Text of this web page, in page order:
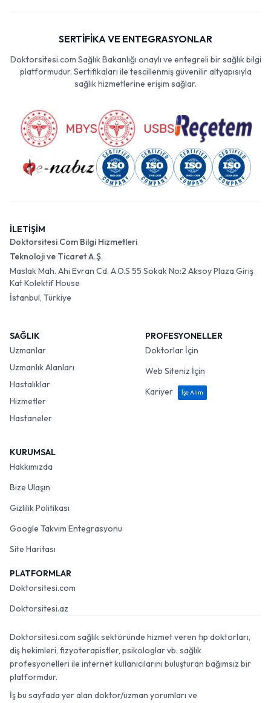
SERTİFİKA VE ENTEGRASYONLAR
Doktorsitesi.com Sağlık Bakanlığı onaylı ve entegreli bir sağlık bilgi
platformudur. Sertifikaları ile tescillenmiş güvenilir altyapısıyla
sağlık hizmetlerine erişim sağlar.
İLETİŞİM
Doktorsitesi Com Bilgi Hizmetleri
Teknoloji ve Ticaret A.Ş.
Maslak Mah. Ahi Evran Cd. A.O.S 55 Sokak No:2 Aksoy Plaza Giriş
Kat Kolektif House
İstanbul, Türkiye
SAĞLIK
Uzmanlar
Uzmanlık Alanları
Hastalıklar
Hizmetler
Hastaneler
PROFESYONELLER
Doktorlar İçin
Web Siteniz İçin
Kariyer
İşe Alım
KURUMSAL
Hakkımızda
Bize Ulaşın
Gizlilik Politikası
Google Takvim Entegrasyonu
Site Haritası
PLATFORMLAR
Doktorsitesi.com
Doktorsitesi.az
Doktorsitesi.com sağlık sektöründe hizmet veren tıp doktorları,
diş hekimleri, fizyoterapistler, psikologlar vb. sağlık
profesyonelleri ile internet kullanıcılarını buluşturan bağımsız bir
platformdur.
İş bu sayfada yer alan doktor/uzman yorumları ve